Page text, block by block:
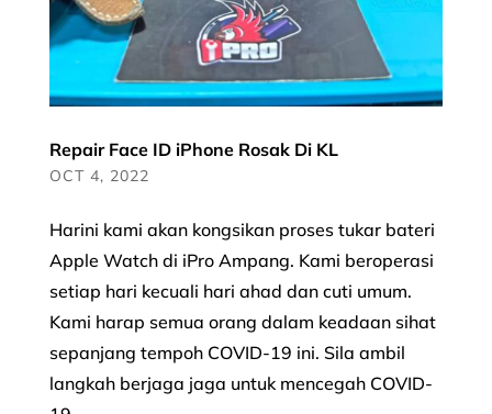
Repair Face ID iPhone Rosak Di KL
OCT 4, 2022
Harini kami akan kongsikan proses tukar bateri
Apple Watch di iPro Ampang. Kami beroperasi
setiap hari kecuali hari ahad dan cuti umum.
Kami harap semua orang dalam keadaan sihat
sepanjang tempoh COVID-19 ini. Sila ambil
langkah berjaga jaga untuk mencegah COVID-